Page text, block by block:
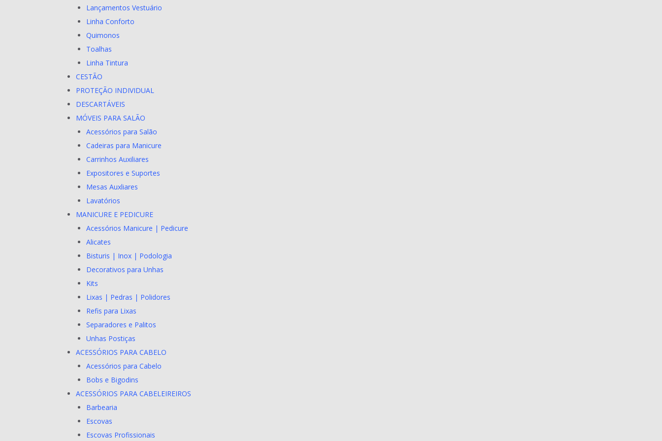
Lançamentos Vestuário
Linha Conforto
Quimonos
Toalhas
Linha Tintura
CESTÃO
PROTEÇÃO INDIVIDUAL
DESCARTÁVEIS
MÓVEIS PARA SALÃO
Acessórios para Salão
Cadeiras para Manicure
Carrinhos Auxiliares
Expositores e Suportes
Mesas Auxliares
Lavatórios
MANICURE E PEDICURE
Acessórios Manicure | Pedicure
Alicates
Bisturis | Inox | Podologia
Decorativos para Unhas
Kits
Lixas | Pedras | Polidores
Refis para Lixas
Separadores e Palitos
Unhas Postiças
ACESSÓRIOS PARA CABELO
Acessórios para Cabelo
Bobs e Bigodins
ACESSÓRIOS PARA CABELEIREIROS
Barbearia
Escovas
Escovas Profissionais